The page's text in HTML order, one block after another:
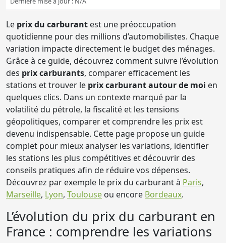
Le prix du carburant est une préoccupation
quotidienne pour des millions d’automobilistes. Chaque
variation impacte directement le budget des ménages.
Grâce à ce guide, découvrez comment suivre l’évolution
des prix carburants, comparer efficacement les
stations et trouver le prix carburant autour de moi en
quelques clics. Dans un contexte marqué par la
volatilité du pétrole, la fiscalité et les tensions
géopolitiques, comparer et comprendre les prix est
devenu indispensable. Cette page propose un guide
complet pour mieux analyser les variations, identifier
les stations les plus compétitives et découvrir des
conseils pratiques afin de réduire vos dépenses.
Découvrez par exemple le prix du carburant à Paris,
Marseille, Lyon, Toulouse ou encore Bordeaux.
L’évolution du prix du carburant en
France : comprendre les variations